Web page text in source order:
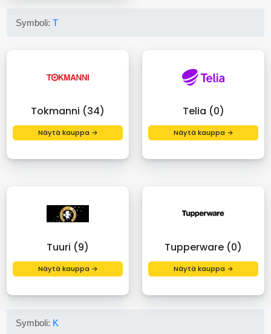
Symboli:T
Tokmanni (34)
Näytä kauppa →
Telia (0)
Näytä kauppa →
Tuuri (9)
Näytä kauppa →
Tupperware (0)
Näytä kauppa →
Symboli: K